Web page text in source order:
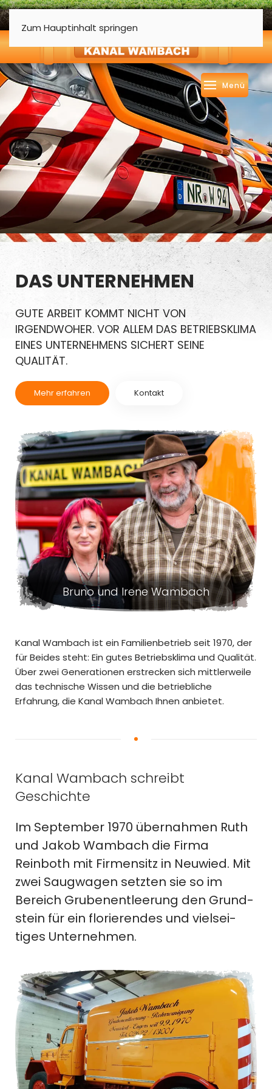
Zum Hauptinhalt springen
Menü
DAS UNTERNEHMEN
GUTE ARBEIT KOMMT NICHT VON
IRGENDWOHER. VOR ALLEM DAS BETRIEBS­KLIMA
EINES UNTERNEH­MENS SICHERT SEINE
QUALITÄT.
Mehr erfahren Kontakt
Bruno und Irene Wambach
Kanal Wambach ist ein Familienbetrieb seit 1970, der
für Beides steht: Ein gutes Betriebsklima und Qualität.
Über zwei Generationen erstrecken sich mittlerweile
das technische Wissen und die betriebliche
Erfahrung, die Kanal Wambach Ihnen anbietet.
Kanal Wambach schreibt
Geschichte
Im September 1970 übernahmen Ruth
und Jakob Wambach die Firma
Reinboth mit Firmensitz in Neuwied. Mit
zwei Saugwagen setzten sie so im
Bereich Gruben­entleerung den Grund­
stein für ein florierendes und viel­sei­
tiges Unternehmen.